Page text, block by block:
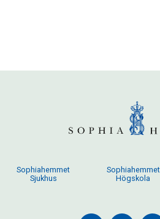
Sophiahemmet
Sjukhus
Sophiahemmet
Högskola